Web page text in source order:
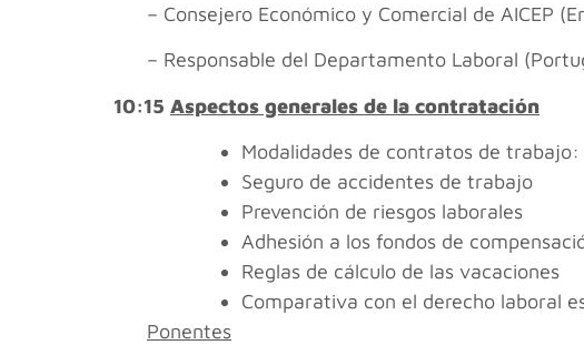
– Consejero Económico y Comercial de AICEP
– Responsable del Departamento Laboral
10:15 Aspectos generales de la contratación
Modalidades de contratos de
Seguro de accidentes de trabajo
Prevención de riesgos laborales
Adhesión a los fondos de
Reglas de cálculo de las vacaciones
Comparativa con el derecho laboral
Ponentes